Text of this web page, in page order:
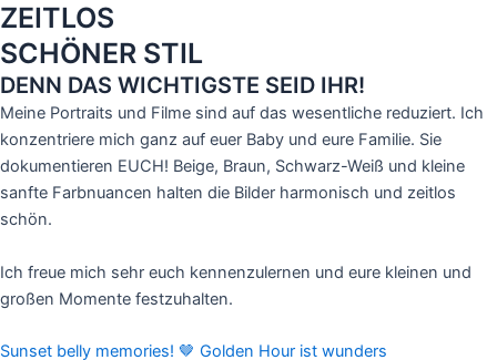
ZEITLOS
SCHÖNER STIL
DENN DAS WICHTIGSTE SEID IHR!
Meine Portraits und Filme sind auf das wesentliche reduziert. Ich
konzentriere mich ganz auf euer Baby und eure Familie. Sie
dokumentieren EUCH! Beige, Braun, Schwarz-Weiß und kleine
sanfte Farbnuancen halten die Bilder harmonisch und zeitlos
schön.
Ich freue mich sehr euch kennenzulernen und eure kleinen und
großen Momente festzuhalten.
Sunset belly memories! 🤎 Golden Hour ist wunders